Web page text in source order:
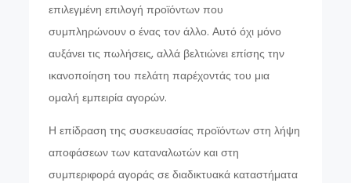
επιλεγμένη επιλογή προϊόντων που
συμπληρώνουν ο ένας τον άλλο. Αυτό όχι μόνο
αυξάνει τις πωλήσεις, αλλά βελτιώνει επίσης την
ικανοποίηση του πελάτη παρέχοντάς του μια
ομαλή εμπειρία αγορών.
Η επίδραση της συσκευασίας προϊόντων στη λήψη
αποφάσεων των καταναλωτών και στη
συμπεριφορά αγοράς σε διαδικτυακά καταστήματα